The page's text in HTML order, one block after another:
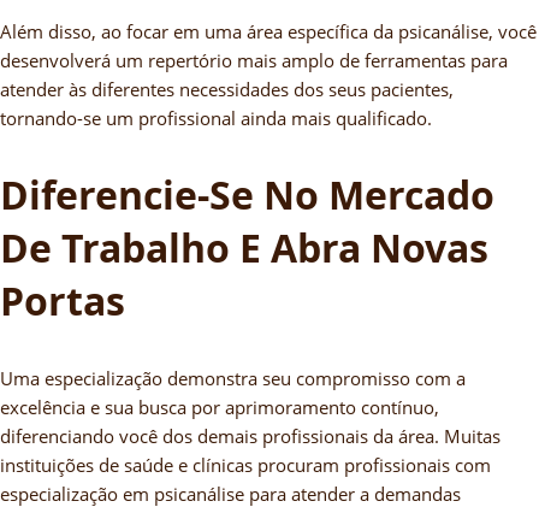
Além disso, ao focar em uma área específica da psicanálise, você
desenvolverá um repertório mais amplo de ferramentas para
atender às diferentes necessidades dos seus pacientes,
tornando-se um profissional ainda mais qualificado.
Diferencie-Se No Mercado
De Trabalho E Abra Novas
Portas
Uma especialização demonstra seu compromisso com a
excelência e sua busca por aprimoramento contínuo,
diferenciando você dos demais profissionais da área. Muitas
instituições de saúde e clínicas procuram profissionais com
especialização em psicanálise para atender a demandas